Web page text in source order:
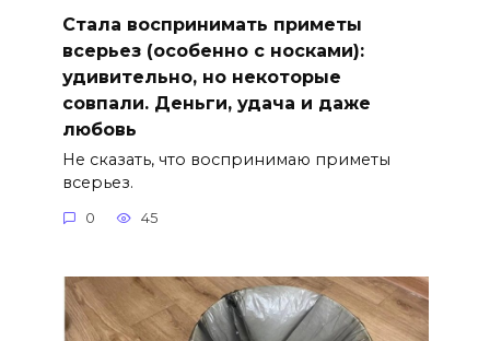
Стала воспринимать приметы
всерьез (особенно с носками):
удивительно, но некоторые
совпали. Деньги, удача и даже
любовь
Не сказать, что воспринимаю приметы
всерьез.
0 45